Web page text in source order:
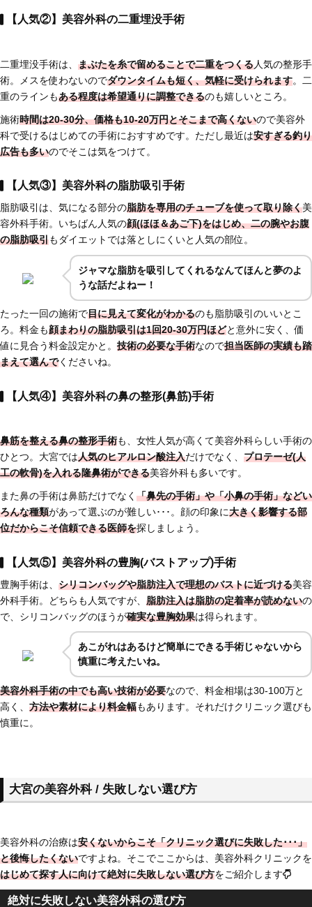
【人気②】美容外科の二重埋没手術
二重埋没手術は、 まぶたを糸で留めることで二重をつくる人気の整形手
術。メスを使わないのでダウンタイムも短く、気軽に受けられます。二
重のラインもある程度は希望通りに調整できるのも嬉しいところ。
施術時間は20-30分、価格も10-20万円とそこまで高くないので美容外
科で受けるはじめての手術におすすめです。ただし最近は安すぎる釣り
広告も多いのでそこは気をつけて。
【人気③】美容外科の脂肪吸引手術
脂肪吸引は、気になる部分の脂肪を専用のチューブを使って取り除く美
容外科手術。いちばん人気の顔(ほほ＆あご下)をはじめ、二の腕やお腹
の脂肪吸引もダイエットでは落としにくいと人気の部位。
ジャマな脂肪を吸引してくれるなんてほんと夢のよ
うな話だよねー！
たった一回の施術で目に見えて変化がわかるのも脂肪吸引のいいとこ
ろ。料金も顔まわりの脂肪吸引は1回20-30万円ほどと意外に安く、価
値に見合う料金設定かと。 技術の必要な手術なので担当医師の実績も踏
まえて選んでくださいね。
【人気④】美容外科の鼻の整形(鼻筋)手術
鼻筋を整える鼻の整形手術も、女性人気が高くて美容外科らしい手術の
ひとつ。大宮では人気のヒアルロン酸注入だけでなく、 プロテーゼ(人
工の軟骨)を入れる隆鼻術ができる美容外科も多いです。
また鼻の手術は鼻筋だけでなく 「鼻先の手術」や「小鼻の手術」などい
ろんな種類があって選ぶのが難しい･･･。顔の印象に大きく影響する部
位だからこそ信頼できる医師を探しましょう。
【人気⑤】美容外科の豊胸(バストアップ)手術
豊胸手術は、 シリコンバッグや脂肪注入で理想のバストに近づける美容
外科手術。どちらも人気ですが、 脂肪注入は脂肪の定着率が読めないの
で、シリコンバッグのほうが確実な豊胸効果は得られます。
あこがれはあるけど簡単にできる手術じゃないから
慎重に考えたいね。
美容外科手術の中でも高い技術が必要なので、料金相場は30-100万と
高く、 方法や素材により料金幅もあります。それだけクリニック選びも
慎重に。
大宮の美容外科 / 失敗しない選び方
美容外科の治療は安くないからこそ「クリニック選びに失敗した･･･」
と後悔したくないですよね。そこでここからは、美容外科クリニックを
はじめて探す人に向けて絶対に失敗しない選び方をご紹介します
絶対に失敗しない美容外科の選び方